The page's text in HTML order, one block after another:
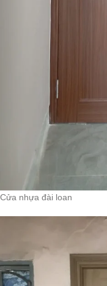
Cửa nhựa đài loan